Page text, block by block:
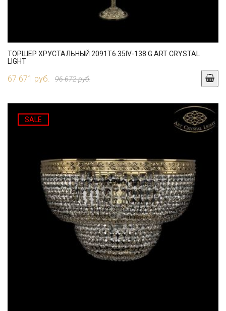
ТОРШЕР ХРУСТАЛЬНЫЙ 2091T6.35IV-138.G ART CRYSTAL
LIGHT
67 671 руб. 96 672 руб.
SALE